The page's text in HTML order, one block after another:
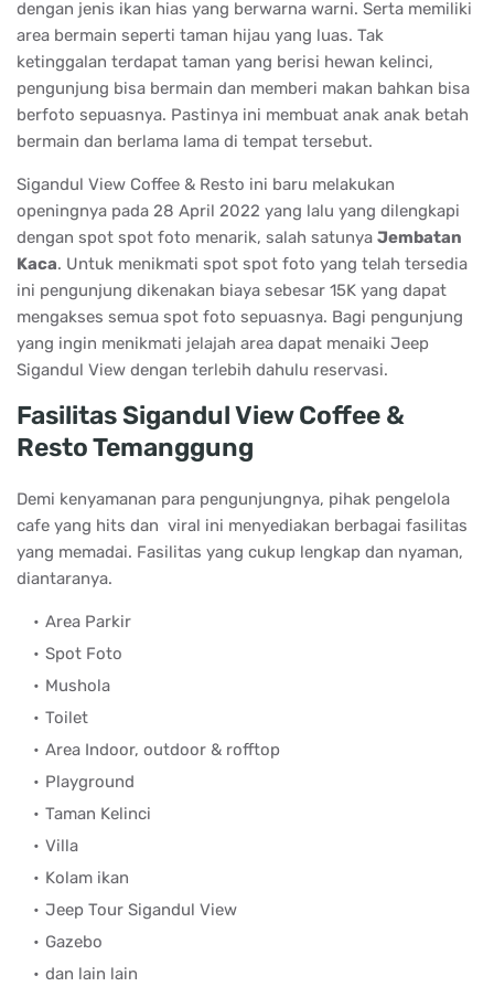
dengan jenis ikan hias yang berwarna warni. Serta memiliki
area bermain seperti taman hijau yang luas. Tak
ketinggalan terdapat taman yang berisi hewan kelinci,
pengunjung bisa bermain dan memberi makan bahkan bisa
berfoto sepuasnya. Pastinya ini membuat anak anak betah
bermain dan berlama lama di tempat tersebut.
Sigandul View Coffee & Resto ini baru melakukan
openingnya pada 28 April 2022 yang lalu yang dilengkapi
dengan spot spot foto menarik, salah satunya Jembatan
Kaca. Untuk menikmati spot spot foto yang telah tersedia
ini pengunjung dikenakan biaya sebesar 15K yang dapat
mengakses semua spot foto sepuasnya. Bagi pengunjung
yang ingin menikmati jelajah area dapat menaiki Jeep
Sigandul View dengan terlebih dahulu reservasi.
Fasilitas Sigandul View Coffee &
Resto Temanggung
Demi kenyamanan para pengunjungnya, pihak pengelola
cafe yang hits dan viral ini menyediakan berbagai fasilitas
yang memadai. Fasilitas yang cukup lengkap dan nyaman,
diantaranya.
Area Parkir
Spot Foto
Mushola
Toilet
Area Indoor, outdoor & rofftop
Playground
Taman Kelinci
Villa
Kolam ikan
Jeep Tour Sigandul View
Gazebo
dan lain lain